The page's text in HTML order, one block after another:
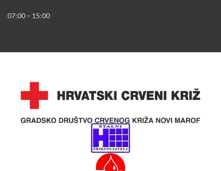
07:00 – 15:00